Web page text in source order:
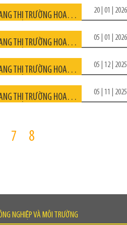
BÁO CÁO TÌNH HÌNH XK NLTS SANG THỊ TRƯỜNG HOA KỲ NĂM 2025 20 | 01 | 2026
BÁO CÁO TÌNH HÌNH XK NLTS SANG THỊ TRƯỜNG HOA KỲ THÁNG 12/2025 05 | 01 | 2026
BÁO CÁO TÌNH HÌNH XK NLTS SANG THỊ TRƯỜNG HOA KỲ THÁNG 11/2025 05 | 12 | 2025
BÁO CÁO TÌNH HÌNH XK NLTS SANG THỊ TRƯỜNG HOA KỲ THÁNG 10/2025 05 | 11 | 2025
7 8
NGHIỆP VÀ MÔI TRƯỜNG